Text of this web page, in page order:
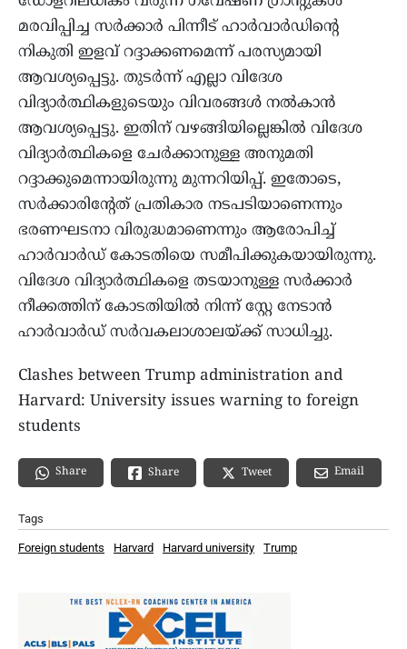
മരവിപ്പിച്ച സർക്കാർ പിന്നീട് ഹാർവാർഡിന്റെ
നികുതി ഇളവ് റദ്ദാക്കണമെന്ന് പരസ്യമായി
ആവശ്യപ്പെട്ടു. തുടർന്ന് എല്ലാ വിദേശ
വിദ്യാർത്ഥികളുടെയും വിവരങ്ങൾ നൽകാൻ
ആവശ്യപ്പെട്ടു. ഇതിന് വഴങ്ങിയില്ലെങ്കിൽ വിദേശ
വിദ്യാർത്ഥികളെ ചേർക്കാനുള്ള അനുമതി
റദ്ദാക്കുമെന്നായിരുന്നു മുന്നറിയിപ്പ്. ഇതോടെ,
സർക്കാരിൻ്റേത് പ്രതികാര നടപടിയാണെന്നും
ഭരണഘടനാ വിരുദ്ധമാണെന്നും ആരോപിച്ച്
ഹാർവാർഡ് കോടതിയെ സമീപിക്കുകയായിരുന്നു.
വിദേശ വിദ്യാർത്ഥികളെ തടയാനുള്ള സർക്കാർ
നീക്കത്തിന് കോടതിയിൽ നിന്ന് സ്റ്റേ നേടാൻ
ഹാർവാർഡ് സർവകലാശാലയ്ക്ക് സാധിച്ചു.
Clashes between Trump administration and
Harvard: University issues warning to foreign
students
Share Share Tweet Email
Tags
Foreign students Harvard Harvard university Trump